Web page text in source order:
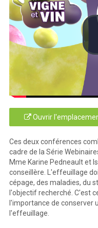
Ouvrir
Ces deux conférences
cadre de la Série
Mme Karine Pedneault et
conseillère. L'effeuillage
cépage, des maladies, du
l'objectif recherché. C'est
l'importance de conserver
l'effeuillage.